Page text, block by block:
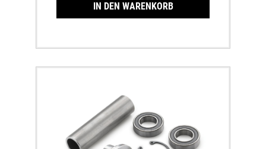
IN DEN WARENKORB